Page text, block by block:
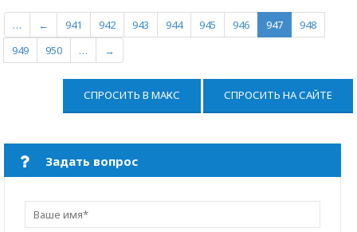
… ← 941 942 943 944 945 946 947
948
949
950 … →
СПРОСИТЬ В МАКС СПРОСИТЬ НА САЙТЕ
Задать вопрос